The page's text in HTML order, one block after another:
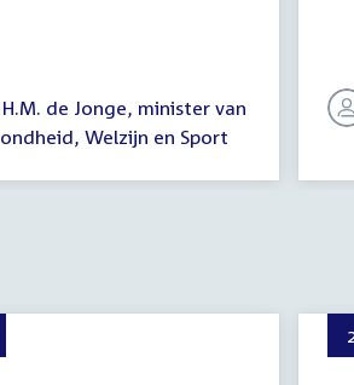
H.M. de Jonge, minister van
Welzijn en Sport